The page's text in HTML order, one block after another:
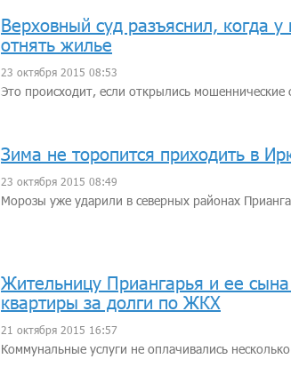
Верховный суд разъяснил, когда у
отнять жилье
23 октября 2015 08:53
Это происходит, если открылись мошеннические
Зима не торопится приходить в
23 октября 2015 08:49
Морозы уже ударили в северных районах
Жительницу Приангарья и ее
квартиры за долги по ЖКХ
21 октября 2015 16:57
Коммунальные услуги не оплачивались